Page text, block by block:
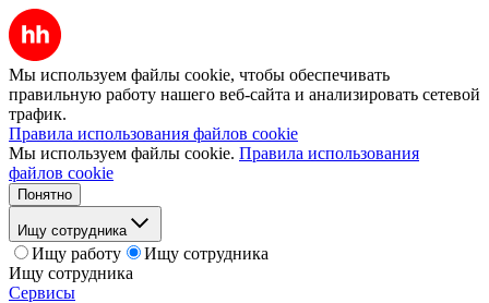
Мы используем файлы cookie, чтобы обеспечивать
правильную работу нашего веб-сайта и анализировать сетевой
трафик.
Правила использования файлов cookie
Мы используем файлы cookie. Правила использования
файлов cookie
Понятно
Ищу сотрудника
Ищу работу
Ищу сотрудника
Ищу сотрудника
Сервисы